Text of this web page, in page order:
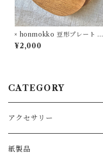
× honmokko 豆形プレート ク
ルミ
¥2,000
CATEGORY
アクセサリー
紙製品